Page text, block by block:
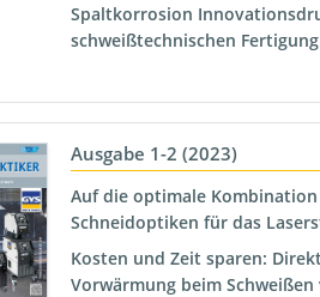
Spaltkorrosion
schweißtechnischen
Ausgabe 1-2 (2023)
Auf die optimale
Schneidoptiken für das
Kosten und Zeit sparen:
Vorwärmung beim